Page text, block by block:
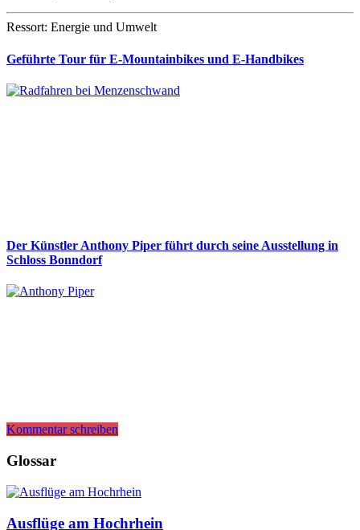
Ressort: Energie und Umwelt
Geführte Tour für E-Mountainbikes und E-Handbikes
Der Künstler Anthony Piper führt durch seine Ausstellung in
Schloss Bonndorf
Kommentar schreiben
Glossar
Ausflüge am Hochrhein